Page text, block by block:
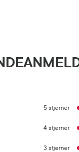
5 stjerner
4 stjerner
3 stjerner